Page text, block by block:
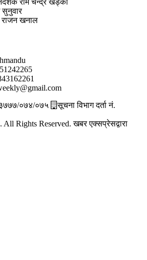
सुनुवार
राजन खनाल
३७७७/०७४/०७५
सूचना विभाग दर्ता नं.
All Rights Reserved. खबर एक्सप्रेसद्वारा